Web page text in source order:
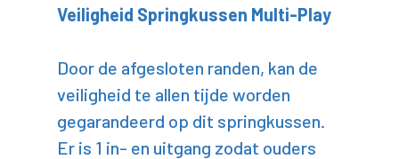
Veiligheid Springkussen Multi-Play
Door de afgesloten randen, kan de
veiligheid te allen tijde worden
gegarandeerd op dit springkussen.
Er is 1 in- en uitgang zodat ouders